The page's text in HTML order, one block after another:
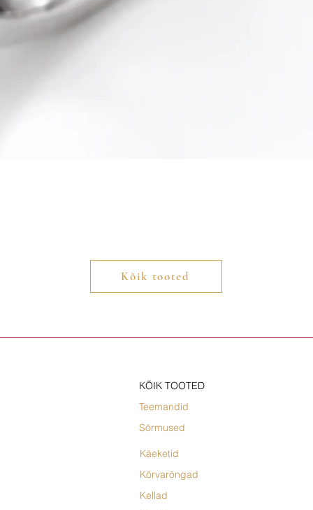
Kõik tooted
KÕIK TOOTED
Teemandid
Sõrmused
Käeketid
Kõrvarõngad
Kellad